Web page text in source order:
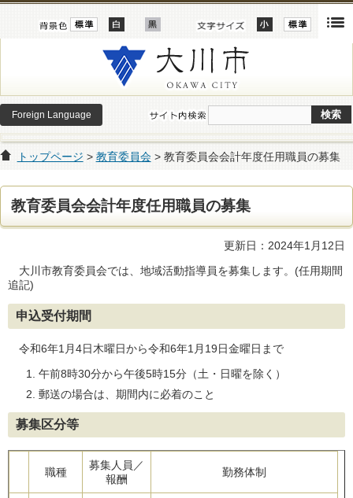
Foreign Language
トップページ > 教育委員会> 教育委員会会計年度任用職員の募集
教育委員会会計年度任用職員の募集
更新日：2024年1月12日
大川市教育委員会では、地域活動指導員を募集します。(任用期間
追記)
申込受付期間
令和6年1月4日木曜日から令和6年1月19日金曜日まで
午前8時30分から午後5時15分（土・日曜を除く）
郵送の場合は、期間内に必着のこと
募集区分等
職種
募集人員／
報酬
勤務体制